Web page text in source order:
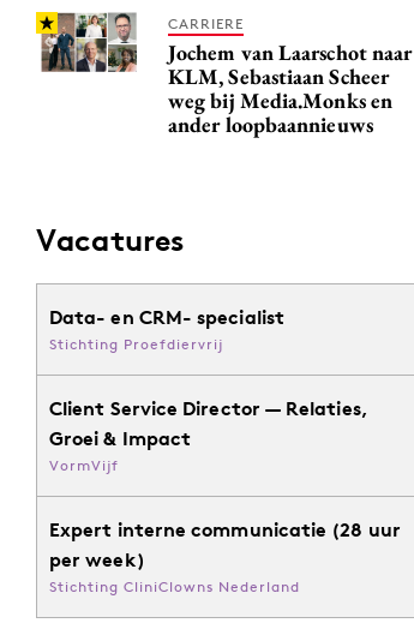
CARRIERE
Jochem van Laarschot naar
KLM, Sebastiaan Scheer
weg bij Media.Monks en
ander loopbaannieuws
Vacatures
Data- en CRM- specialist
Stichting Proefdiervrij
Client Service Director — Relaties,
Groei & Impact
VormVijf
Expert interne communicatie (28 uur
per week)
Stichting CliniClowns Nederland